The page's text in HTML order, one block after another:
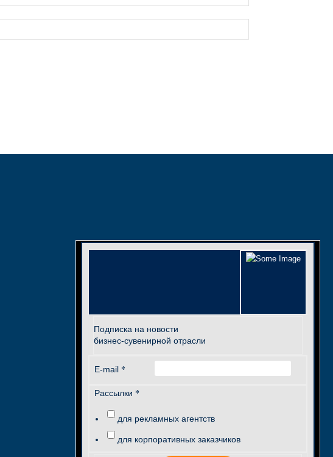
Подписка на новости
бизнес-сувенирной отрасли
E-mail *
Рассылки *
для рекламных агентств
для корпоративных заказчиков